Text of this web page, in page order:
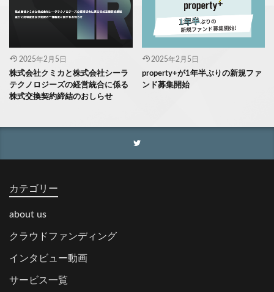
2025年2月5日
株式会社クミカと株式会社シーラ
テクノロジーズの経営統合に係る
株式交換契約締結のおしらせ
2025年2月5日
property+が1年半ぶりの新規ファ
ンド募集開始
カテゴリー
about us
クラウドファンディング
インタビュー動画
サービス一覧